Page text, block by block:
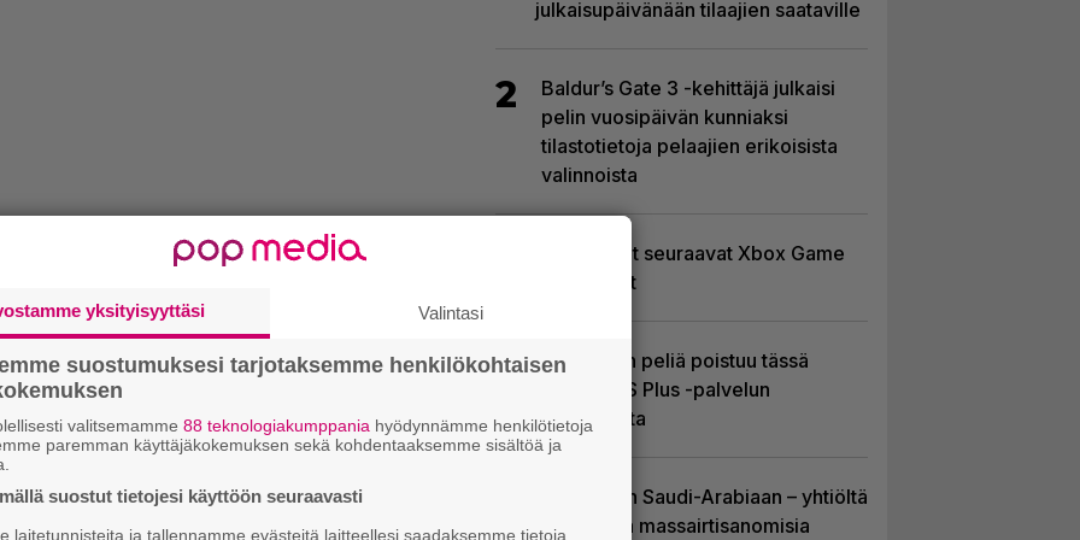
omalle laitteellesi:
julkaisupäivänään tilaajien saataville
2
Baldur’s Gate 3 -kehittäjä julkaisi
pelin vuosipäivän kunniaksi
tilastotietoja pelaajien erikoisista
valinnoista
Tässä ovat seuraavat Xbox Game
Pass -pelit
4
Yhdeksän peliä poistuu tässä
kuussa PS Plus -palvelun
tarjonnasta
EA myytiin Saudi-Arabiaan – yhtiöltä
odotetaan massairtisanomisia
yksityisyyttäsi Valintasi
suostumuksesi tarjotaksemme henkilökohtaisen
valitsemamme 88 teknologiakumppania hyödynnämme henkilötietoja
paremman käyttäjäkokemuksen sekä kohdentaaksemme sisältöä ja
suostut tietojesi käyttöön seuraavasti
laitetunnisteita ja tallennamme evästeitä laitteellesi saadaksemme tietoja